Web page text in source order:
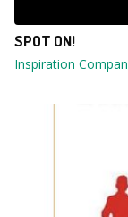
SPOT ON!
Inspiration